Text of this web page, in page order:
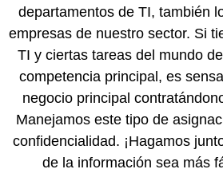
departamentos de TI, también
empresas de nuestro sector. Si
TI y ciertas tareas del mundo
competencia principal, es
negocio principal
Manejamos este tipo de
confidencialidad. ¡Hagamos
de la información sea más